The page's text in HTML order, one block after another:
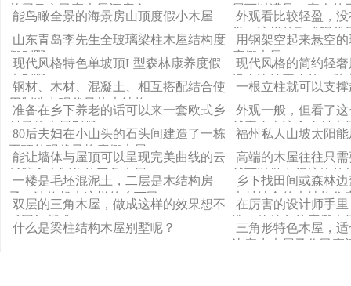
单层吊空民宿木屋酒店方
屋可以满足一家人的
能鸟瞰全景的海景房山顶度假小木屋
外观看比较轻盈，
觉，这样的欧式现代
山东青岛李先生全玻璃梁柱木屋结构度
假别墅
用钢架空起来悬空
度假木屋
现代风格特色单坡顶L型森林康养度假
木别墅
现代风格的简约轻
轻人比较喜欢的一种
钢材、木材、混凝土、相互搭配结合使
用制造出现代风格木结构
一根立柱就可以支
准备在乡下养老的话可以来一套欧式乡
村风格木屋别墅
外观一般，但看了
就喜欢上这个乡村木
80后夫妇在小山头的石头间建造了一栋
平顶的现代风格度假木屋
福州私人山坡太阳
能让墙体与屋顶可以呈现完美曲线的云
杉胶合木制作的三角木屋
高端的木屋往往只
就可以做出很惊艳的
一楼是毛坯混泥土，二层是木结构房
子，装修起来这样的乡下民
乡下找田间或森林
木材结合的木结构住
双层的三角木屋，做成这样的效果想不
成网红都难
在厉害的设计师手
造一栋特色的度假木
什么是梁柱结构木屋别墅呢？
三角形特色木屋，
边亲水木屋及作民宿